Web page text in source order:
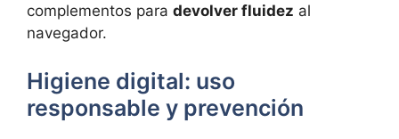
complementos para devolver fluidez al
navegador.
Higiene digital: uso
responsable y prevención